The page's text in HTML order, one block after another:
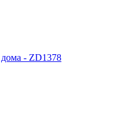
дома - ZD1378